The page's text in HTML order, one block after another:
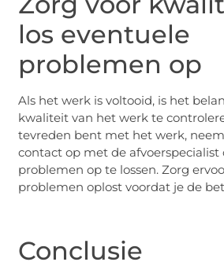
los eventuele
problemen op
Als het werk is voltooid, is het
kwaliteit van het werk te
tevreden bent met het werk,
contact op met de
problemen op te lossen. Zorg
problemen oplost voordat je de
Conclusie